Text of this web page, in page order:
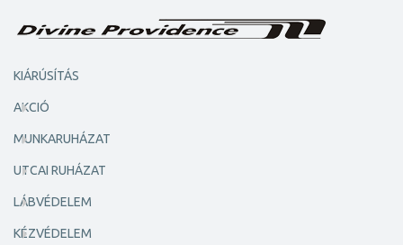
KIÁRÚSÍTÁS
AKCIÓ
MUNKARUHÁZAT
UTCAI RUHÁZAT
LÁBVÉDELEM
KÉZVÉDELEM